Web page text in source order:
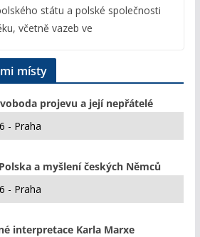
státu a polské společnosti
včetně vazeb ve
místy
projevu a její nepřátelé
- Praha
a myšlení českých Němců
- Praha
interpretace Karla Marxe